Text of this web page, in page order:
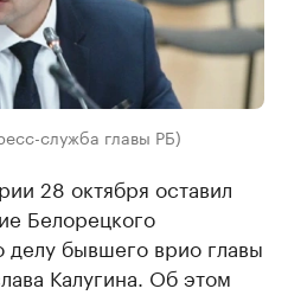
служба главы РБ)
28 октября оставил
Белорецкого
бывшего врио главы
Калугина. Об этом